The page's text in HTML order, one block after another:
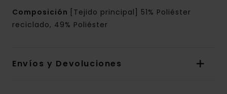
Composición
[Tejido principal] 51% Poliéster
reciclado, 49% Poliéster
Envíos y Devoluciones